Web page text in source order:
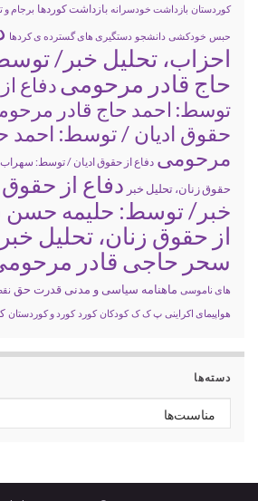
کوردستان بازداشت خودسرانه بازداشت کوردها برجام و
حبس خودکشی دانشجو دستگیری های گسترده ی کردها
احزاب، تحلیل خبر/
حاج قادر مرحومیدفاع
توسط: احمد حاج قادر
حقوق ادیان / توسط: احمد
مرحومی دفاع از حقوق ادیان / توسط:
حقوق زنان، تحلیل خبر دفاع از حقوق
خبر/ توسط: حلیمه
از حقوق زنان، تحلیل
سحر حاجی قادر
های ناموسی ماهنامه سیاسی و مدنی قدرت حق
هواپیمای اکراینی پ ک ک کودکان کورد کورد و کوردستان
دسته‌ها
دسته‌ها